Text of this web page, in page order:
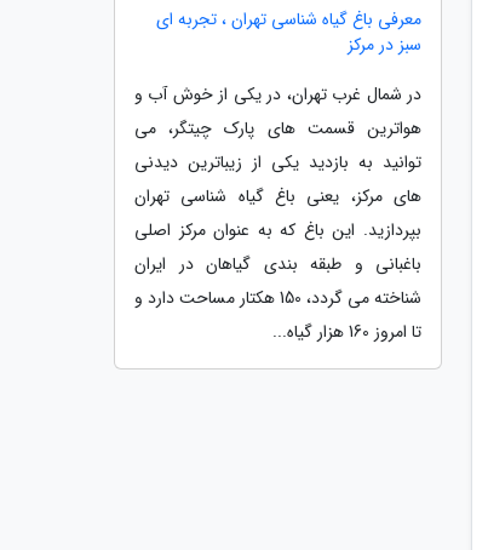
معرفی باغ گیاه شناسی تهران ، تجربه ای
سبز در مرکز
در شمال غرب تهران، در یکی از خوش آب و
هواترین قسمت های پارک چیتگر، می
توانید به بازدید یکی از زیباترین دیدنی
های مرکز، یعنی باغ گیاه شناسی تهران
بپردازید. این باغ که به عنوان مرکز اصلی
باغبانی و طبقه بندی گیاهان در ایران
شناخته می گردد، 150 هکتار مساحت دارد و
تا امروز 160 هزار گیاه...